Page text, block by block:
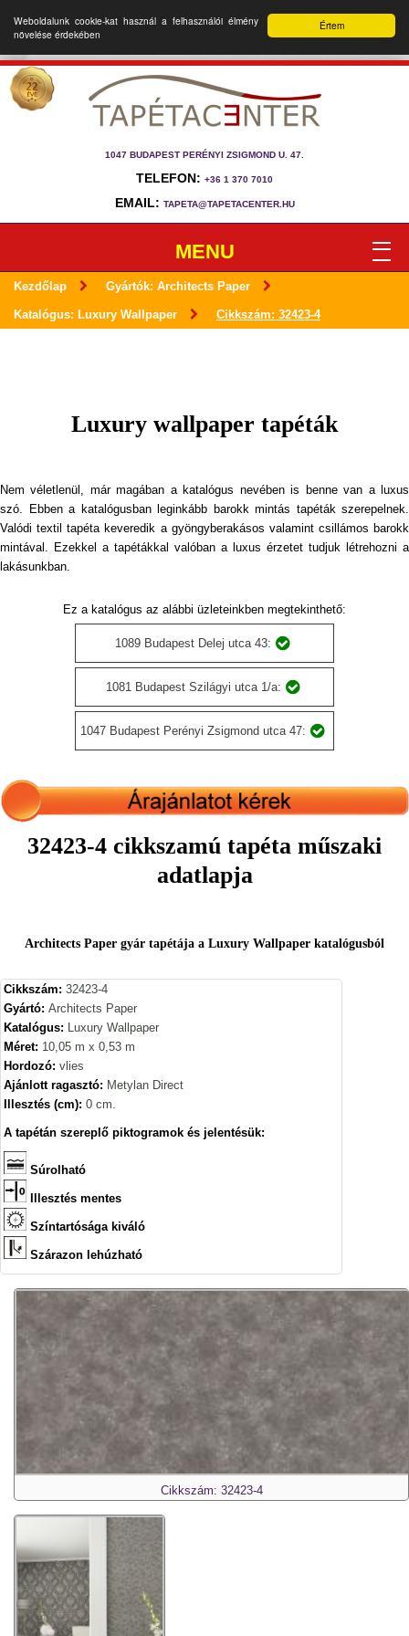
Értem
Weboldalunk cookie-kat használ a felhasználói élmény
növelése érdekében
1047 BUDAPEST PERÉNYI ZSIGMOND U. 47.
TELEFON: +36 1 370 7010
EMAIL: TAPETA@TAPETACENTER.HU
MENU
Kezdőlap Gyártók: Architects Paper
Katalógus: Luxury Wallpaper Cikkszám: 32423-4
Luxury wallpaper tapéták
Nem véletlenül, már magában a katalógus nevében is benne van a luxus
szó. Ebben a katalógusban leginkább barokk mintás tapéták szerepelnek.
Valódi textil tapéta keveredik a gyöngyberakásos valamint csillámos barokk
mintával. Ezekkel a tapétákkal valóban a luxus érzetet tudjuk létrehozni a
lakásunkban.
Ez a katalógus az alábbi üzleteinkben megtekinthető:
1089 Budapest Delej utca 43:
1081 Budapest Szilágyi utca 1/a:
1047 Budapest Perényi Zsigmond utca 47:
32423-4 cikkszamú tapéta műszaki
adatlapja
Architects Paper gyár tapétája a Luxury Wallpaper katalógusból
Cikkszám: 32423-4
Gyártó: Architects Paper
Katalógus: Luxury Wallpaper
Méret: 10,05 m x 0,53 m
Hordozó: vlies
Ajánlott ragasztó: Metylan Direct
Illesztés (cm): 0 cm.
A tapétán szereplő piktogramok és jelentésük:
Súrolható
Illesztés mentes
Színtartósága kiváló
Szárazon lehúzható
Cikkszám: 32423-4